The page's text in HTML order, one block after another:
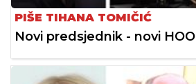
PIŠE TIHANA TOMIČIĆ
Novi predsjednik - novi HOO